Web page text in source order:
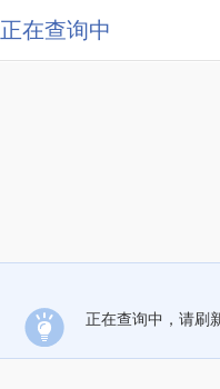
正在查询中
正在查询中，请刷